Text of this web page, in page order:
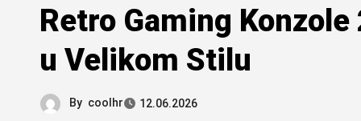
Retro Gaming
u Velikom Stilu
By coolhr 12.06.2026